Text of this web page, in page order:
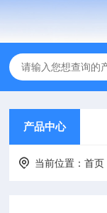
产品中心
当前位置：首页